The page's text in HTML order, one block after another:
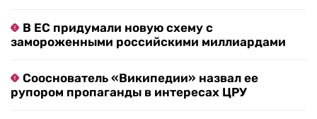
В ЕС придумали новую схему с
замороженными российскими миллиардами
Сооснователь «Википедии» назвал ее
рупором пропаганды в интересах ЦРУ